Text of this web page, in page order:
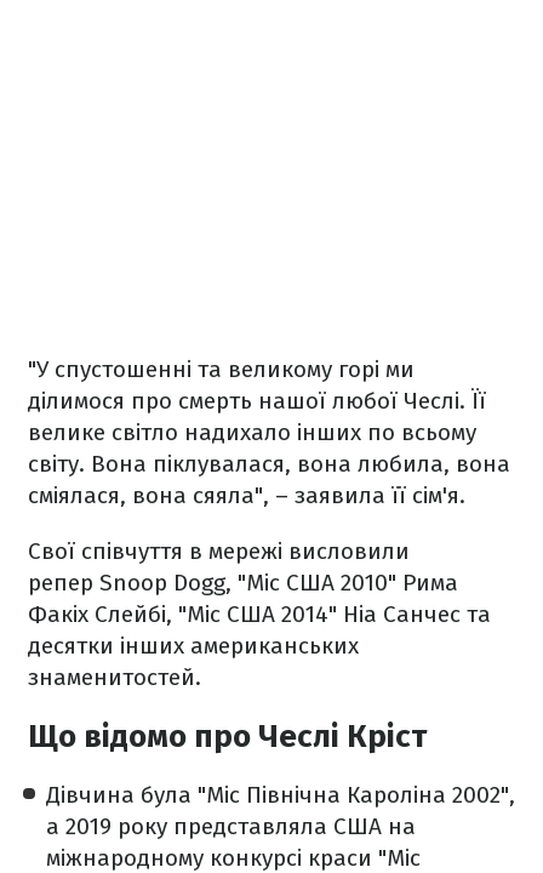
"У спустошенні та великому горі ми
ділимося про смерть нашої любої Чеслі. Її
велике світло надихало інших по всьому
світу. Вона піклувалася, вона любила, вона
сміялася, вона сяяла", – заявила її сім'я.
Свої співчуття в мережі висловили
репер Snoop Dogg, "Міс США 2010" Рима
Факіх Слейбі, "Міс США 2014" Ніа Санчес та
десятки інших американських
знаменитостей.
Що відомо про Чеслі Кріст
Дівчина була "Міс Північна Кароліна 2002",
а 2019 року представляла США на
міжнародному конкурсі краси "Міс